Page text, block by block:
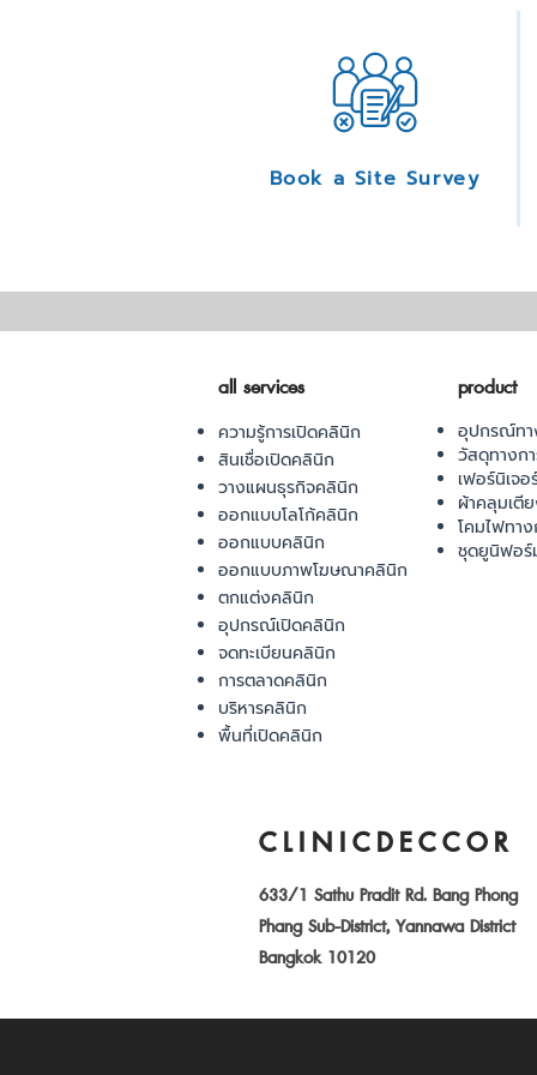
Book a Site Survey
all services
ความรู้การเปิดคลินิก
สินเชื่อเปิดคลินิก
วางแผนธุรกิจคลินิก
ออกแบบโลโก้คลินิก
ออกแบบคลินิก
ออกแบบภาพโฆษณาคลินิก
ตกแต่งคลินิก
อุปกรณ์เปิดคลินิก
จดทะเบียนคลินิก
การตลาดคลินิก
บริหารคลินิก
พื้นที่เปิดคลินิก
product
อุปกรณ์ทา
วัสดุทางก
เฟอร์นิเจ
ผ้าคลุมเตี
โคมไฟทา
ชุดยูนิฟอร์
CLINICDECCOR
633/1 Sathu Pradit Rd. Bang Phong
Phang Sub-District, Yannawa District
Bangkok 10120